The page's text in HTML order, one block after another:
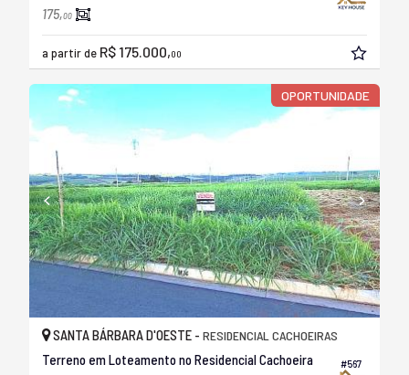
175,00
a partir de R$ 175.000,00
OPORTUNIDADE
#567
SANTA BÁRBARA D'OESTE - RESIDENCIAL CACHOEIRAS
Terreno em Loteamento no Residencial Cachoeira